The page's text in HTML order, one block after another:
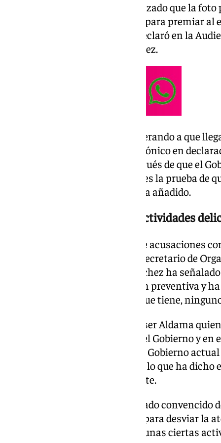
De este modo Sánchez ha rechazado que la
llevase a cabo a iniciativa suya, para premiar
este realizó en México, según declaró en la
inventada», ha apuntado Sánchez.
«Poco menos que yo estaba esperando a que
el mitin», ha indicado en tono irónico en
Congreso de los Diputados después de que el
reforma fiscal. «Es que, insisto, es la prueba de
este personaje es la mentira», ha añadido.
Aldama trata de tapar sus actividades
Después de que Aldama lanzase acusaciones
incluso afirmase que el actual secretario de
un sobre con 15.000 euros, Sánchez ha
delincuente» que está en prisión preventiva y
por tanto que «tiene el crédito que tiene,
Afirma además que tendrá que ser Aldama
lanzado y ha asegurado que en el Gobierno y
que respecta a mi persona, a mi Gobierno
Socialista Obrero Español, todo lo que ha
falso», ha asegurado el presidente.
En la misma línea, se ha mostrado convencido
declaraciones en la Audiencia «para desviar la
lo que aparentemente parecen unas ciertas